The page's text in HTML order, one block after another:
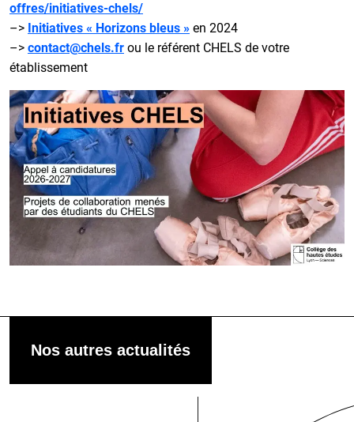
offres/initiatives-chels/
–> Initiatives « Horizons bleus » en 2024
–> contact@chels.fr ou le référent CHELS de votre
établissement
Nos autres actualités